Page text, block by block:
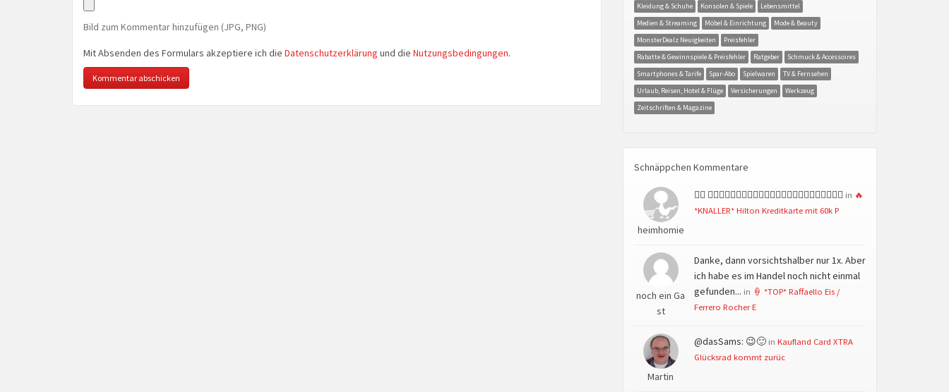
Bild zum Kommentar hinzufügen (JPG, PNG)
Mit Absenden des Formulars akzeptiere ich die Datenschutzerklärung und die Nutzungsbedingungen.
Kleidung & Schuhe
Konsolen & Spiele
Lebensmittel
Medien & Streaming
Möbel & Einrichtung
Mode & Beauty
MonsterDealz Neuigkeiten
Preisfehler
Rabatte & Gewinnspiele & Preisfehler
Ratgeber
Schmuck & Accessoires
Smartphones & Tarife
Spar-Abo Spielwaren
TV & Fernsehen
Urlaub, Reisen, Hotel & Flüge
Versicherungen
Werkzeug
Zeitschriften & Magazine
Schnäppchen Kommentare
heimhomie
👍🏻 👍🏻👍🏻👍🏻👍🏻👍🏻👍🏻👍🏻👍🏻👍🏻👍🏻👍🏻👍🏻 in 🔥
*KNALLER* Hilton Kreditkarte mit 60k P
noch ein Ga
st
Danke, dann vorsichtshalber nur 1x. Aber
ich habe es im Handel noch nicht einmal
gefunden... in 🍦 *TOP* Raffaello Eis /
Ferrero Rocher E
Martin
@dasSams: 😉🙂 in Kaufland Card XTRA
Glücksrad kommt zurüc